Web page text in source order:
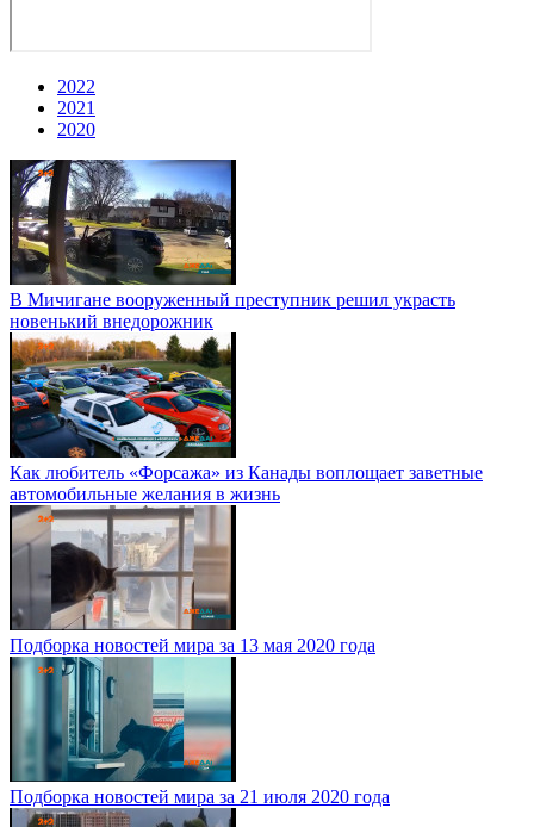
2022
2021
2020
В Мичигане вооруженный преступник решил украсть
новенький внедорожник
Как любитель «Форсажа» из Канады воплощает заветные
автомобильные желания в жизнь
Подборка новостей мира за 13 мая 2020 года
Подборка новостей мира за 21 июля 2020 года